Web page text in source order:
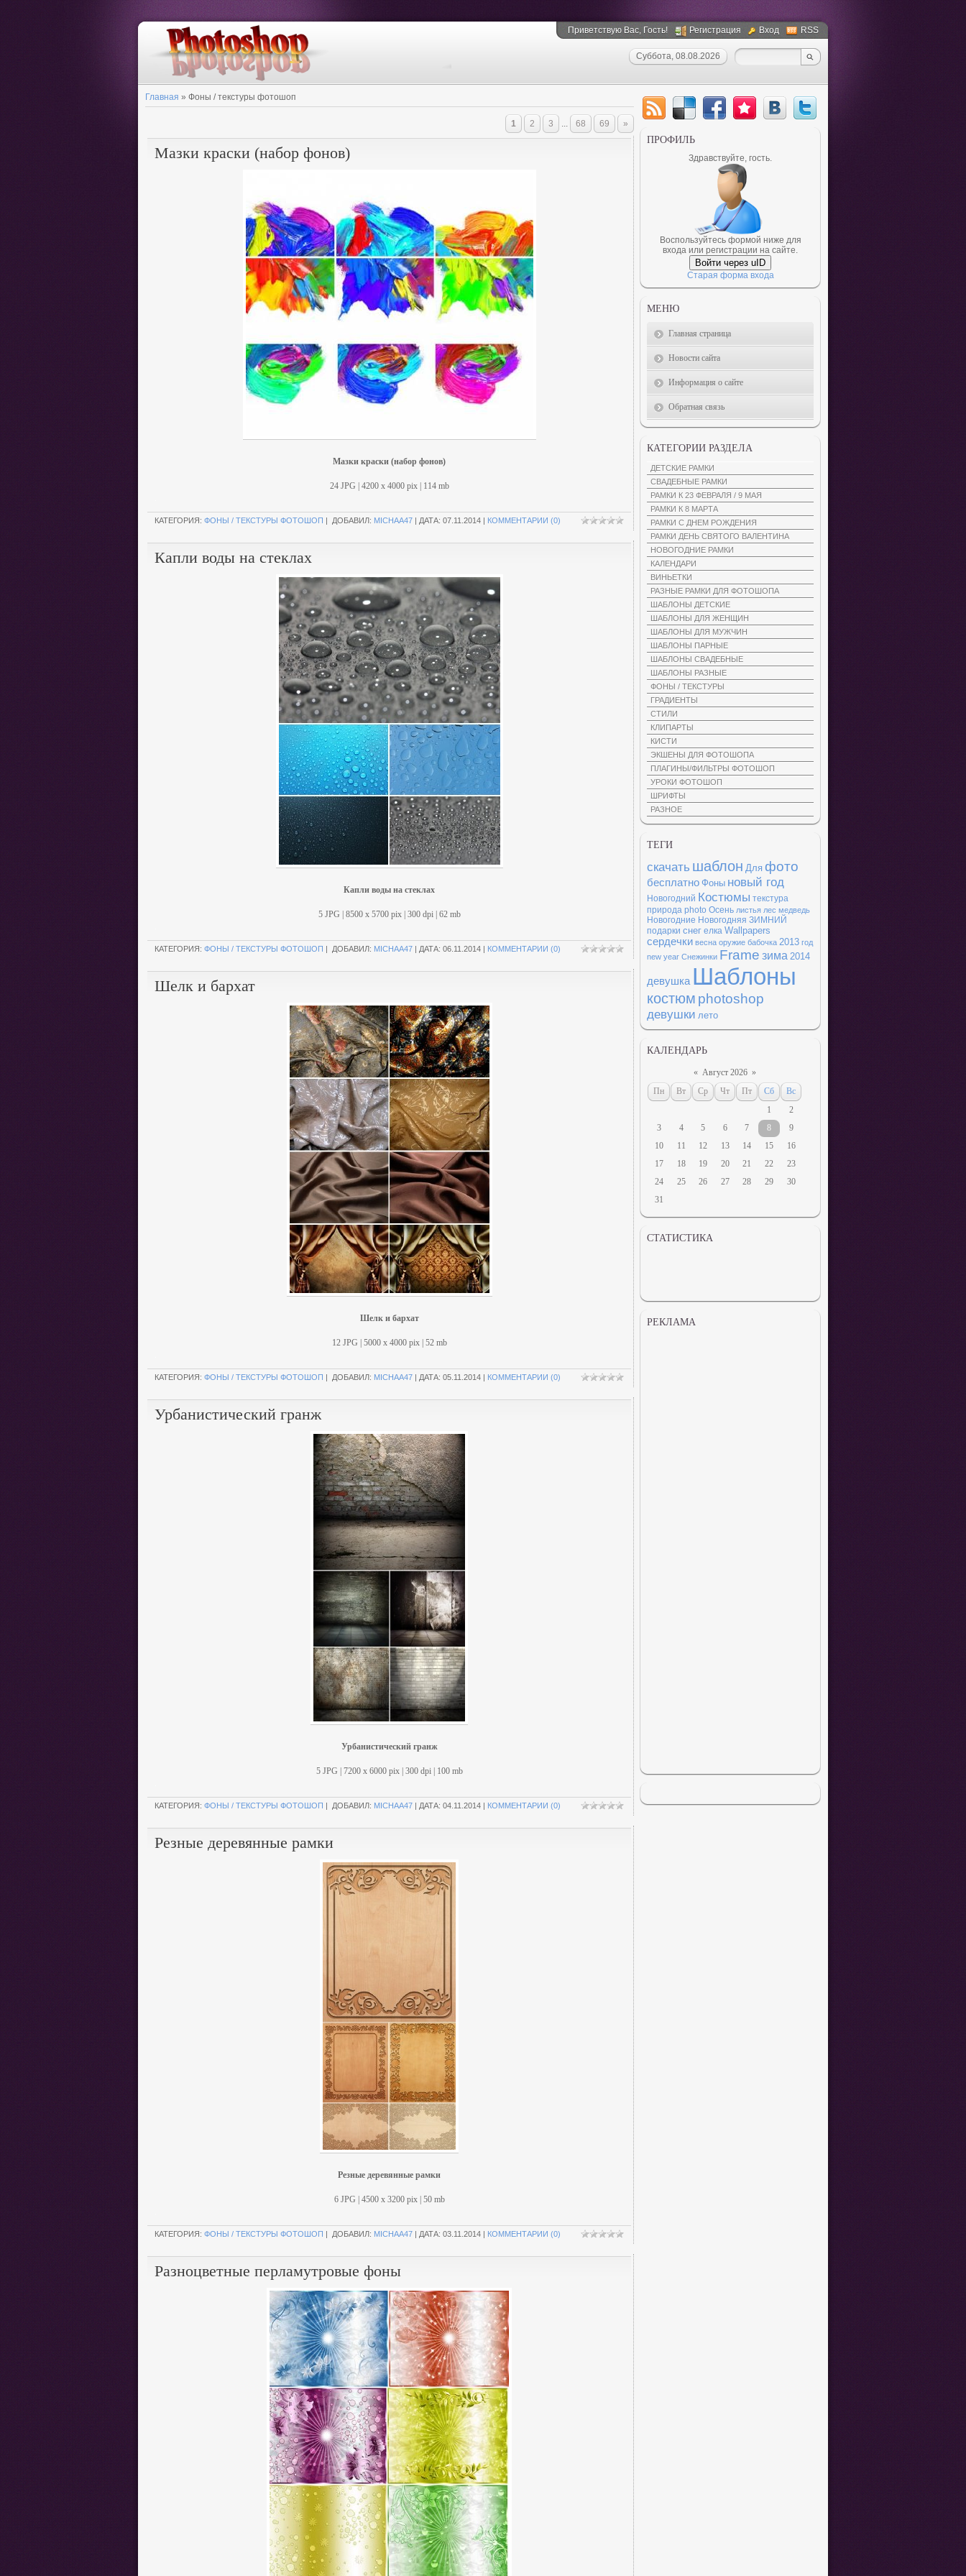
Приветствую Вас, Гость! Регистрация Вход RSS
Суббота, 08.08.2026
Главная » Фоны / текстуры фотошоп
1 2 3 ... 68 69 »
Мазки краски (набор фонов)
Мазки краски (набор фонов)
24 JPG | 4200 х 4000 pix | 114 mb
КАТЕГОРИЯ: ФОНЫ / ТЕКСТУРЫ ФОТОШОП | ДОБАВИЛ: MICHAA47 | ДАТА: 07.11.2014 | КОММЕНТАРИИ (0)
Капли воды на стеклах
Капли воды на стеклах
5 JPG | 8500 х 5700 pix | 300 dpi | 62 mb
КАТЕГОРИЯ: ФОНЫ / ТЕКСТУРЫ ФОТОШОП | ДОБАВИЛ: MICHAA47 | ДАТА: 06.11.2014 | КОММЕНТАРИИ (0)
Шелк и бархат
Шелк и бархат
12 JPG | 5000 х 4000 pix | 52 mb
КАТЕГОРИЯ: ФОНЫ / ТЕКСТУРЫ ФОТОШОП | ДОБАВИЛ: MICHAA47 | ДАТА: 05.11.2014 | КОММЕНТАРИИ (0)
Урбанистический гранж
Урбанистический гранж
5 JPG | 7200 х 6000 pix | 300 dpi | 100 mb
КАТЕГОРИЯ: ФОНЫ / ТЕКСТУРЫ ФОТОШОП | ДОБАВИЛ: MICHAA47 | ДАТА: 04.11.2014 | КОММЕНТАРИИ (0)
Резные деревянные рамки
Резные деревянные рамки
6 JPG | 4500 х 3200 pix | 50 mb
КАТЕГОРИЯ: ФОНЫ / ТЕКСТУРЫ ФОТОШОП | ДОБАВИЛ: MICHAA47 | ДАТА: 03.11.2014 | КОММЕНТАРИИ (0)
Разноцветные перламутровые фоны
ПРОФИЛЬ
Здравствуйте, гость.
Воспользуйтесь формой ниже для
входа или регистрации на сайте.
Войти через uID
Старая форма входа
МЕНЮ
Главная страница
Новости сайта
Информация о сайте
Обратная связь
КАТЕГОРИИ РАЗДЕЛА
ДЕТСКИЕ РАМКИ
СВАДЕБНЫЕ РАМКИ
РАМКИ К 23 ФЕВРАЛЯ / 9 МАЯ
РАМКИ К 8 МАРТА
РАМКИ С ДНЕМ РОЖДЕНИЯ
РАМКИ ДЕНЬ СВЯТОГО ВАЛЕНТИНА
НОВОГОДНИЕ РАМКИ
КАЛЕНДАРИ
ВИНЬЕТКИ
РАЗНЫЕ РАМКИ ДЛЯ ФОТОШОПА
ШАБЛОНЫ ДЕТСКИЕ
ШАБЛОНЫ ДЛЯ ЖЕНЩИН
ШАБЛОНЫ ДЛЯ МУЖЧИН
ШАБЛОНЫ ПАРНЫЕ
ШАБЛОНЫ СВАДЕБНЫЕ
ШАБЛОНЫ РАЗНЫЕ
ФОНЫ / ТЕКСТУРЫ
ГРАДИЕНТЫ
СТИЛИ
КЛИПАРТЫ
КИСТИ
ЭКШЕНЫ ДЛЯ ФОТОШОПА
ПЛАГИНЫ/ФИЛЬТРЫ ФОТОШОП
УРОКИ ФОТОШОП
ШРИФТЫ
РАЗНОЕ
ТЕГИ
скачать шаблон Для фото
бесплатно Фоны новый год
Новогодний Костюмы текстура
природа photo Осень листья лес медведь
Новогодние Новогодняя ЗИМНИЙ
подарки снег елка Wallpapers
сердечки весна оружие бабочка 2013 год
new year Снежинки Frame зима 2014
девушка Шаблоны
костюм photoshop
девушки лето
КАЛЕНДАРЬ
« Август 2026 »
Пн
Вт Ср Чт Пт Сб
Вс
1
2
3
4 5 6 7 8
9
10
11 12 13 14 15
16
17
18 19 20 21 22
23
24
25 26 27 28 29
30
31
СТАТИСТИКА
РЕКЛАМА